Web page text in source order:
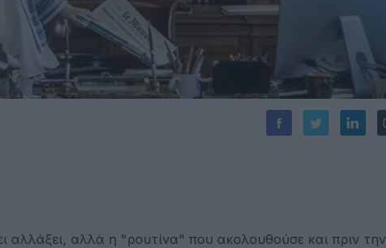
αλλάξει, αλλά η "ρουτίνα" που ακολουθούσε και πριν την